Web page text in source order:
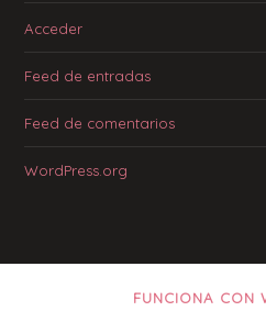
Acceder
Feed de entradas
Feed de comentarios
WordPress.org
FUNCIONA CON